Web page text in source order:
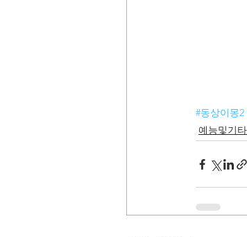
#동상이몽2
예능및기타